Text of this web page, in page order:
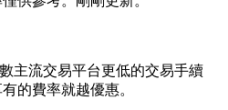
主流交易平台更低的交易手續
的費率就越優惠。